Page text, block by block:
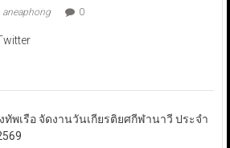
aneaphong 0
ทัพเรือ จัดงานวันเกียรติยศกีฬานาวี ประจำ